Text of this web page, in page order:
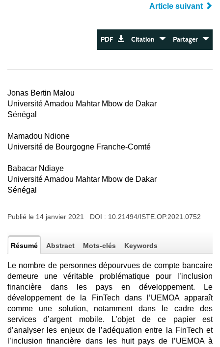
Article suivant
PDF Citation Partager
Jonas Bertin Malou
Université Amadou Mahtar Mbow de Dakar
Sénégal
Mamadou Ndione
Université de Bourgogne Franche-Comté
Babacar Ndiaye
Université Amadou Mahtar Mbow de Dakar
Sénégal
Publié le 14 janvier 2021 DOI : 10.21494/ISTE.OP.2021.0752
Résumé Abstract Mots-clés Keywords
Le nombre de personnes dépourvues de compte bancaire
demeure une véritable problématique pour l’inclusion
financière dans les pays en développement. Le
développement de la FinTech dans l’UEMOA apparaît
comme une solution, notamment dans le cadre des
services d’argent mobile. L’objet de ce papier est
d’analyser les enjeux de l’adéquation entre la FinTech et
l’inclusion financière dans les huit pays de l’UEMOA à